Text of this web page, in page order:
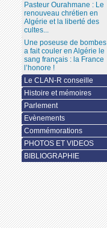
Pasteur Ourahmane : Le
renouveau chrétien en
Algérie et la liberté des
cultes...
Une poseuse de bombes
a fait couler en Algérie le
sang français : la France
l’honore !
Le CLAN-R conseille
Histoire et mémoires
Parlement
Evènements
Commémorations
PHOTOS ET VIDEOS
BIBLIOGRAPHIE